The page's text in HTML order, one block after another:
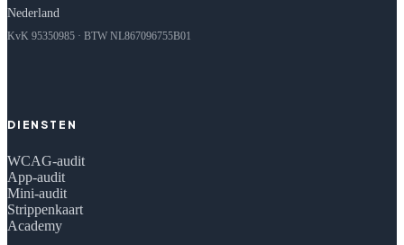
Nederland
KvK 95350985 · BTW NL867096755B01
DIENSTEN
WCAG-audit
App-audit
Mini-audit
Strippenkaart
Academy